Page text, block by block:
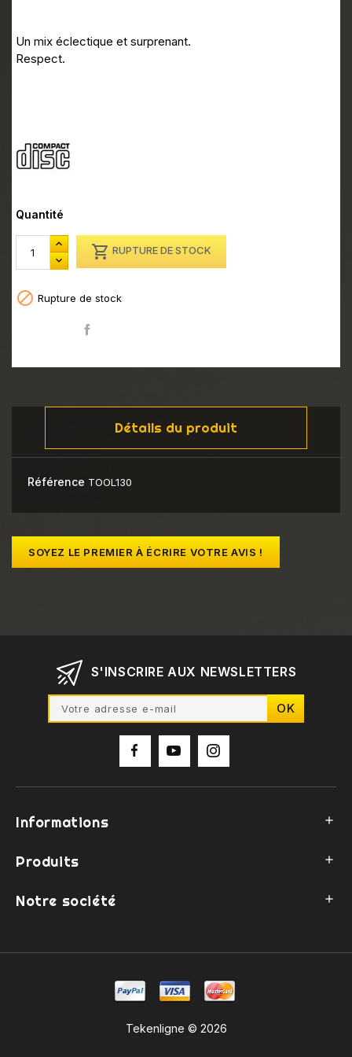
Un mix éclectique et surprenant.
Respect.
Quantité
 RUPTURE DE STOCK
 Rupture de stock
Détails du produit
Référence TOOL130
SOYEZ LE PREMIER À ÉCRIRE VOTRE AVIS !
S'INSCRIRE AUX NEWSLETTERS
Informations 
Produits 
Notre société 
Tekenligne © 2026